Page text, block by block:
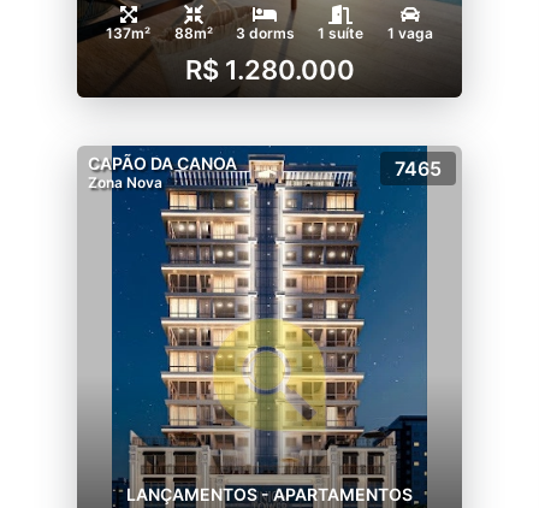
137m² 88m² 3 dorms 1 suíte 1 vaga
R$ 1.280.000
CAPÃO DA CANOA
Zona Nova
7465
LANÇAMENTOS - APARTAMENTOS